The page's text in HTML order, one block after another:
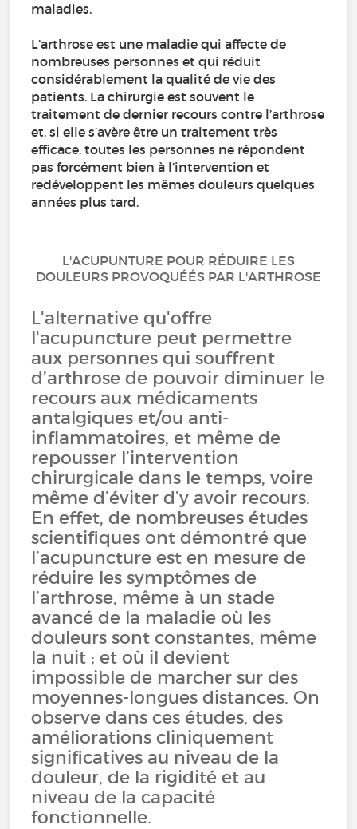
maladies.
L’arthrose est une maladie qui affecte de
nombreuses personnes et qui réduit
considérablement la qualité de vie des
patients. La chirurgie est souvent le
traitement de dernier recours contre l’arthrose
et, si elle s’avère être un traitement très
efficace, toutes les personnes ne répondent
pas forcément bien à l’intervention et
redéveloppent les mêmes douleurs quelques
années plus tard.
L'ACUPUNTURE POUR RÉDUIRE LES
DOULEURS PROVOQUÉÉS PAR L'ARTHROSE
L'alternative qu'offre
l'acupuncture peut permettre
aux personnes qui souffrent
d’arthrose de pouvoir diminuer le
recours aux médicaments
antalgiques et/ou anti-
inflammatoires, et même de
repousser l’intervention
chirurgicale dans le temps, voire
même d’éviter d’y avoir recours.
En effet, de nombreuses études
scientifiques ont démontré que
l’acupuncture est en mesure de
réduire les symptômes de
l’arthrose, même à un stade
avancé de la maladie où les
douleurs sont constantes, même
la nuit ; et où il devient
impossible de marcher sur des
moyennes-longues distances. On
observe dans ces études, des
améliorations cliniquement
significatives au niveau de la
douleur, de la rigidité et au
niveau de la capacité
fonctionnelle.